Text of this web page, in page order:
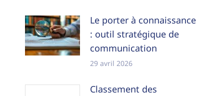
Le porter à connaissance
: outil stratégique de
communication
29 avril 2026
Classement des